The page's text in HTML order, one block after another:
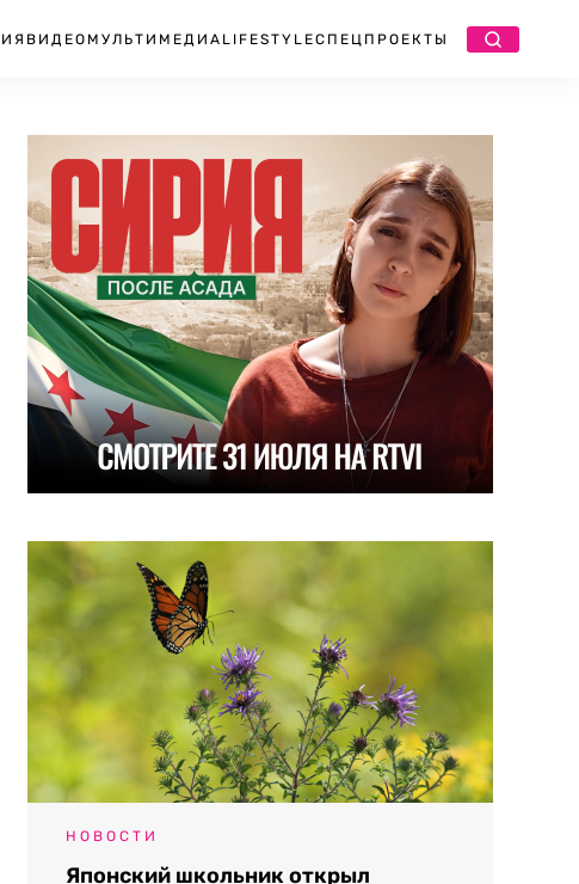
ВИДЕО МУЛЬТИМЕДИА LIFESTYLEСПЕЦПРОЕКТЫ
НОВОСТИ
Японский школьник открыл